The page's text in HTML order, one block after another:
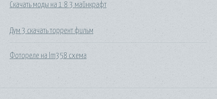
Скачать моды на 1 8 3 майнкрафт
Дум 3 скачать торрент фильм
Фотореле на lm358 схема